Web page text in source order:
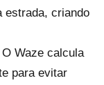
estrada, criando
O Waze calcula
para evitar